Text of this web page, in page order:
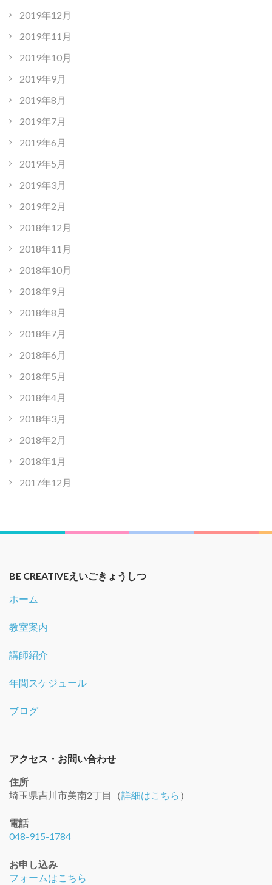
2019年12月
2019年11月
2019年10月
2019年9月
2019年8月
2019年7月
2019年6月
2019年5月
2019年3月
2019年2月
2018年12月
2018年11月
2018年10月
2018年9月
2018年8月
2018年7月
2018年6月
2018年5月
2018年4月
2018年3月
2018年2月
2018年1月
2017年12月
BE CREATIVEえいごきょうしつ
ホーム
教室案内
講師紹介
年間スケジュール
ブログ
アクセス・お問い合わせ
住所
埼玉県吉川市美南2丁目（詳細はこちら ）
電話
048-915-1784
お申し込み
フォームはこちら